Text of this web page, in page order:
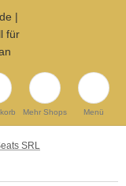
Mehr Shops Menü
SRL